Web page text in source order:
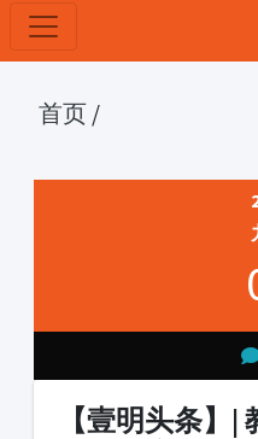
首页 /
【壹明头条】